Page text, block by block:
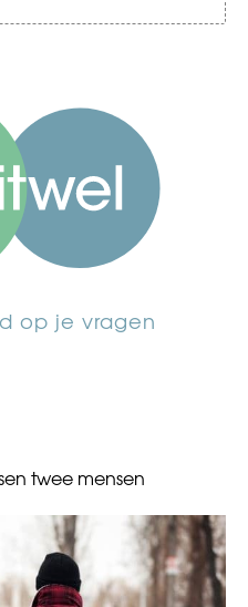
op je vragen
twee mensen